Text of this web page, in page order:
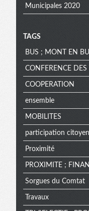
Municipales 2020
TAGS
BUS ; MONT EN
CONFERENCE DES
COOPERATION
ensemble
MOBILITES
participation
Proximité
PROXIMITE ;
Sorgues du Comtat
Travaux